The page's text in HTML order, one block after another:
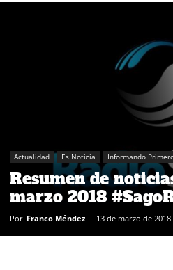
Actualidad Es Noticia Informando
Resumen de
marzo 2018
Por Franco Méndez - 13 de marzo de 2018